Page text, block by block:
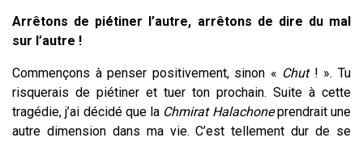
Arrêtons de piétiner l’autre, arrêtons de dire du mal
sur l’autre !
Commençons à penser positivement, sinon « Chut! ». Tu
risquerais de piétiner et tuer ton prochain. Suite à cette
tragédie, j’ai décidé que la Chmirat Halachoneprendrait une
autre dimension dans ma vie. C’est tellement dur de se